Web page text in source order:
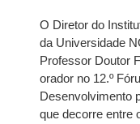
O Diretor do
da Universidade
Professor Doutor
orador no 12.º
Desenvolvimento
que decorre entre